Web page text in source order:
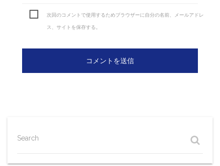
次回のコメントで使用するためブラウザーに自分の名前、メールアドレ
ス、サイトを保存する。
Search